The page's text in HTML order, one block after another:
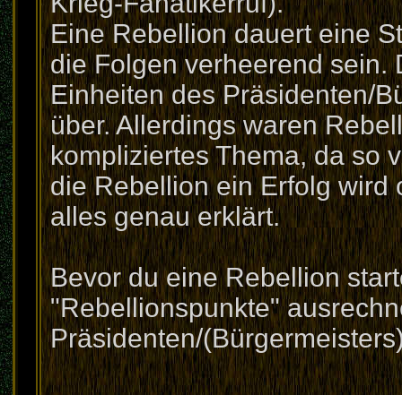
Eine Rebellion dauert eine
die Folgen verheerend sein.
Einheiten des Präsidenten/
über. Allerdings waren
kompliziertes Thema, da so
die Rebellion ein Erfolg wird
alles genau erklärt.
Bevor du eine Rebellion
"Rebellionspunkte"
Präsidenten/